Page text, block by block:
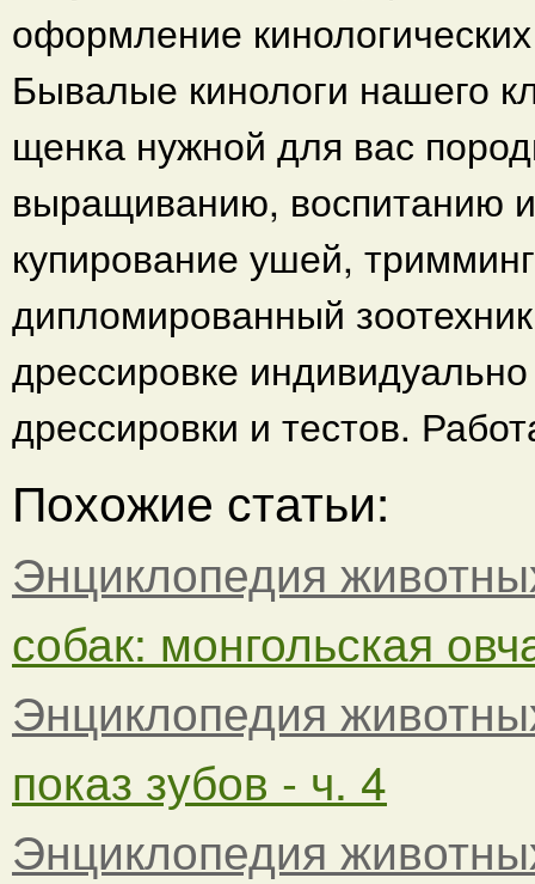
оформление
Бывалые кинологи нашего
щенка нужной для вас
выращиванию, воспитанию и
купирование ушей,
дипломированный
дрессировке
дрессировки и тестов.
Похожие статьи:
Энциклопедия
собак: монгольская
Энциклопедия
показ зубов - ч. 4
Энциклопедия